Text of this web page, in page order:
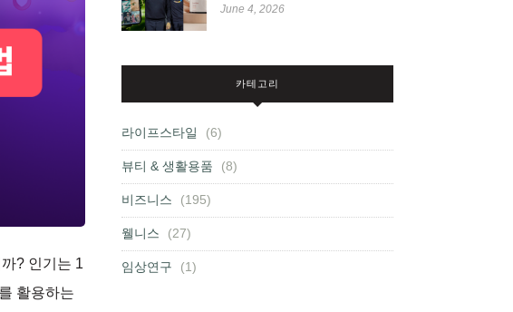
? 인기는 1
활용하는
June 4, 2026
카테고리
라이프스타일 (6)
뷰티 & 생활용품 (8)
비즈니스 (195)
웰니스 (27)
임상연구 (1)